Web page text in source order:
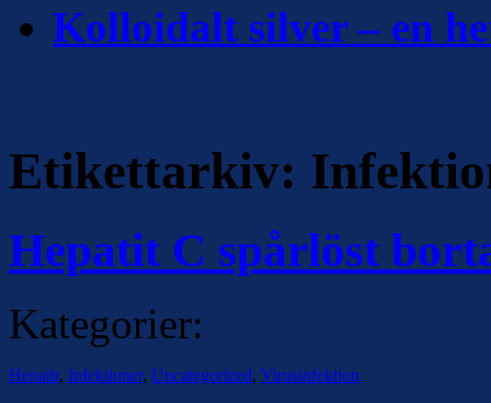
Kolloidalt silver – en
Etikettarkiv:
Hepatit C spårlöst
Kategorier:
Hepatit, Infektioner, Uncategorized, Virusinfektion